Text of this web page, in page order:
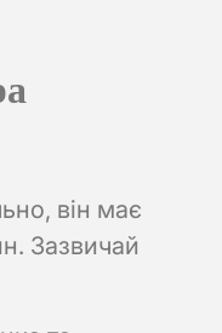
він має
Зазвичай